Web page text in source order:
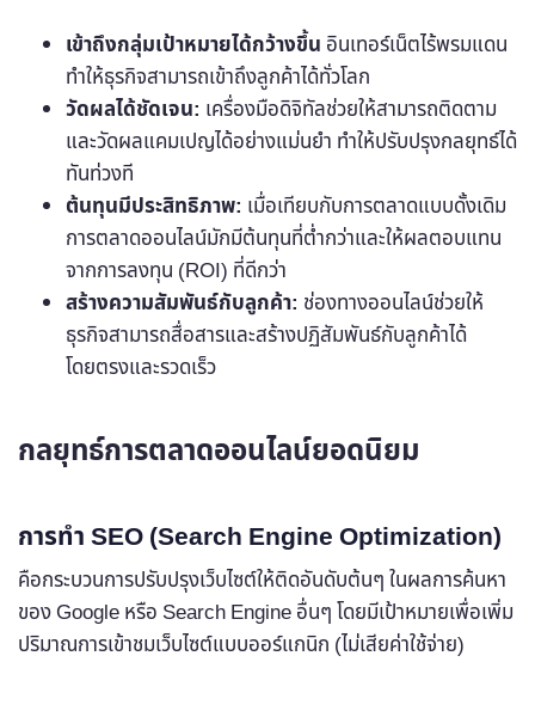
เข้าถึงกลุ่มเป้าหมายได้กว้างขึ้น อินเทอร์เน็ตไร้พรมแดน
ทำให้ธุรกิจสามารถเข้าถึงลูกค้าได้ทั่วโลก
วัดผลได้ชัดเจน: เครื่องมือดิจิทัลช่วยให้สามารถติดตาม
และวัดผลแคมเปญได้อย่างแม่นยำ ทำให้ปรับปรุงกลยุทธ์ได้
ทันท่วงที
ต้นทุนมีประสิทธิภาพ: เมื่อเทียบกับการตลาดแบบดั้งเดิม
การตลาดออนไลน์มักมีต้นทุนที่ต่ำกว่าและให้ผลตอบแทน
จากการลงทุน (ROI) ที่ดีกว่า
สร้างความสัมพันธ์กับลูกค้า: ช่องทางออนไลน์ช่วยให้
ธุรกิจสามารถสื่อสารและสร้างปฏิสัมพันธ์กับลูกค้าได้
โดยตรงและรวดเร็ว
กลยุทธ์การตลาดออนไลน์ยอดนิยม
การทำ SEO (Search Engine Optimization)
คือกระบวนการปรับปรุงเว็บไซต์ให้ติดอันดับต้นๆ ในผลการค้นหา
ของ Google หรือ Search Engine อื่นๆ โดยมีเป้าหมายเพื่อเพิ่ม
ปริมาณการเข้าชมเว็บไซต์แบบออร์แกนิก (ไม่เสียค่าใช้จ่าย)